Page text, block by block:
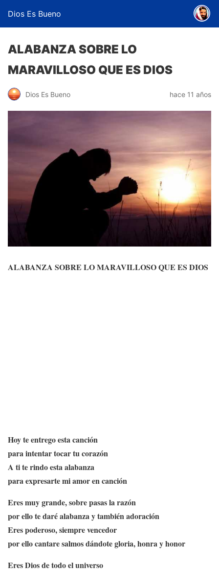
Dios Es Bueno
ALABANZA SOBRE LO
MARAVILLOSO QUE ES DIOS
Dios Es Bueno hace 11 años
ALABANZA SOBRE LO MARAVILLOSO QUE ES DIOS
Hoy te entrego esta canción
para intentar tocar tu corazón
A ti te rindo esta alabanza
para expresarte mi amor en canción
Eres muy grande, sobre pasas la razón
por ello te daré alabanza y también adoración
Eres poderoso, siempre vencedor
por ello cantare salmos dándote gloria, honra y honor
Eres Dios de todo el universo